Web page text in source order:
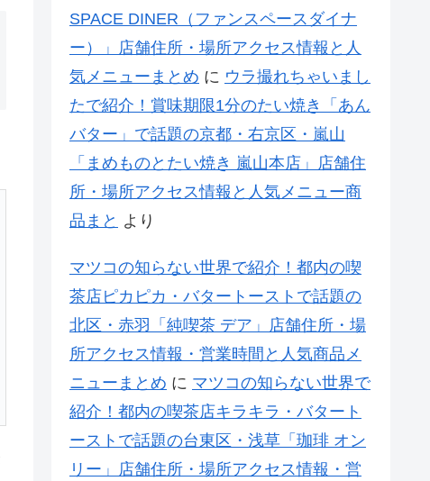
SPACE DINER（ファンスペースダイナ
ー）」店舗住所・場所アクセス情報と人
気メニューまとめ に ウラ撮れちゃいまし
たで紹介！賞味期限1分のたい焼き「あん
バター」で話題の京都・右京区・嵐山
「まめものとたい焼き 嵐山本店」店舗住
所・場所アクセス情報と人気メニュー商
品まと より
マツコの知らない世界で紹介！都内の喫
茶店ピカピカ・バタートーストで話題の
北区・赤羽「純喫茶 デア」店舗住所・場
所アクセス情報・営業時間と人気商品メ
ニューまとめ に マツコの知らない世界で
紹介！都内の喫茶店キラキラ・バタート
ーストで話題の台東区・浅草「珈琲 オン
リー」店舗住所・場所アクセス情報・営